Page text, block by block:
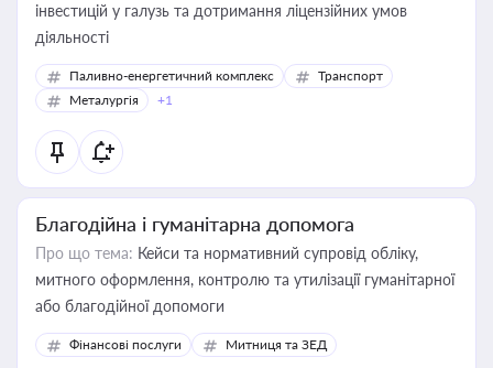
інвестицій у галузь та дотримання ліцензійних умов
діяльності
Паливно-енергетичний комплекс
Транспорт
Металургія
+1
Благодійна і гуманітарна допомога
Про що тема: Кейси та нормативний супровід обліку,
митного оформлення, контролю та утилізації гуманітарної
або благодійної допомоги
Фінансові послуги Митниця та ЗЕД